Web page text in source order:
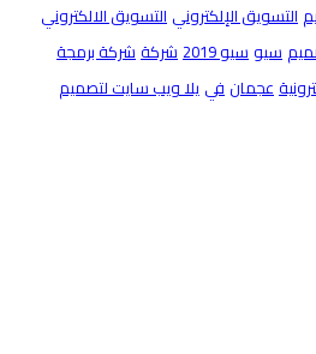
التسويق الإلكتروني التسويق الالكتروني
سيو سيو 2019 شركةشركة برمجة
عجمان في يلا ويب سايت لتصميم